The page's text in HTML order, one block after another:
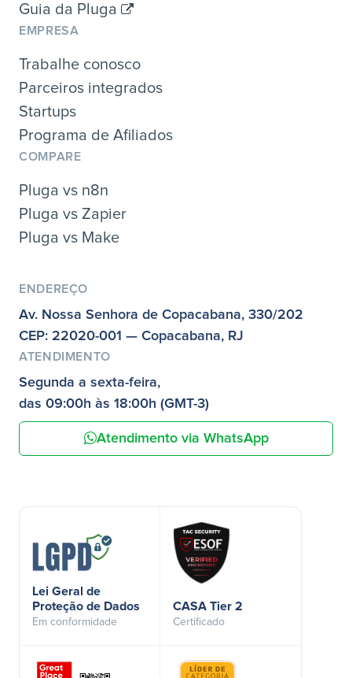
Guia da Pluga
EMPRESA
Trabalhe conosco
Parceiros integrados
Startups
Programa de Afiliados
COMPARE
Pluga vs n8n
Pluga vs Zapier
Pluga vs Make
ENDEREÇO
Av. Nossa Senhora de Copacabana, 330/202
CEP: 22020-001 — Copacabana, RJ
ATENDIMENTO
Segunda a sexta-feira,
das 09:00h às 18:00h (GMT-3)
Atendimento via WhatsApp
Lei Geral de
Proteção de Dados
Em conformidade
CASA Tier 2
Certificado